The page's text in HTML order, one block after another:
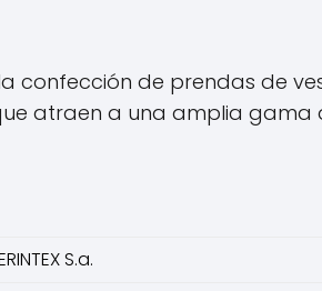
confección de prendas de
atraen a una amplia gama
S.a.